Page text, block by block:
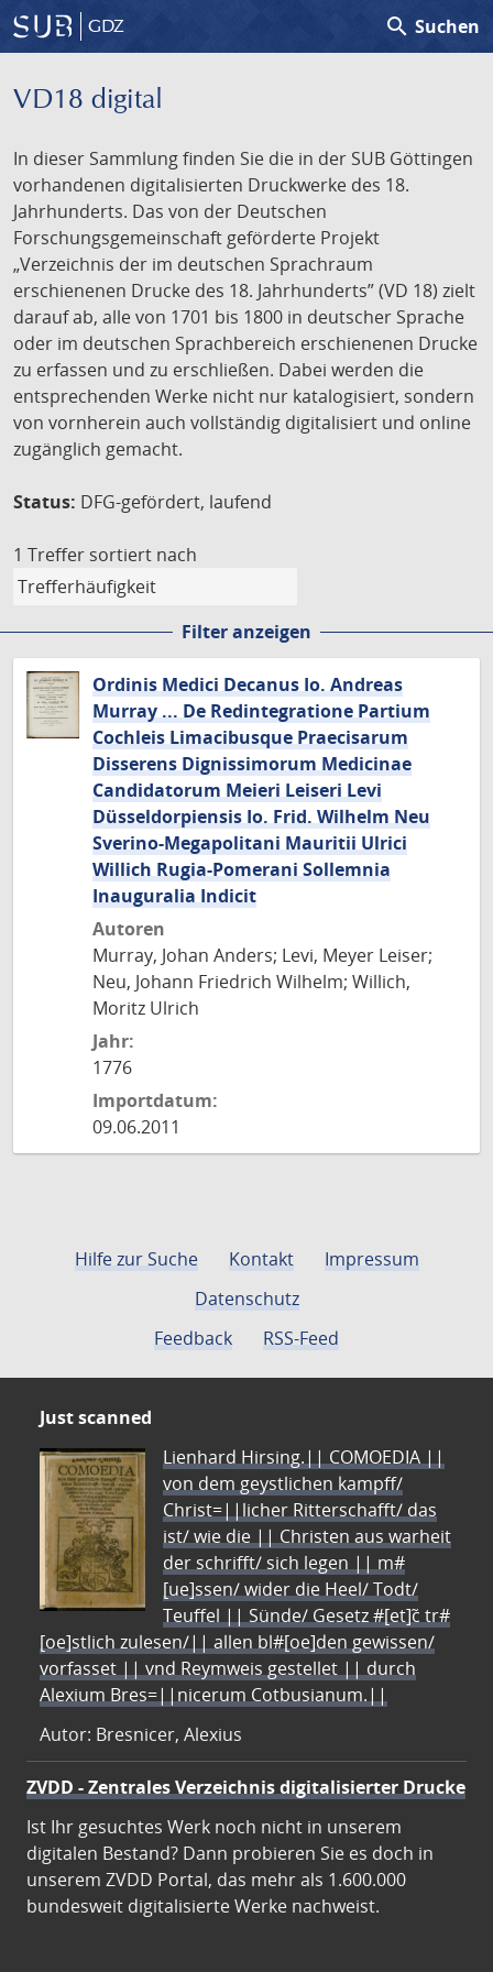
GDZ search Suchen
VD18 digital
In dieser Sammlung finden Sie die in der SUB Göttingen
vorhandenen digitalisierten Druckwerke des 18.
Jahrhunderts. Das von der Deutschen
Forschungsgemeinschaft geförderte Projekt
„Verzeichnis der im deutschen Sprachraum
erschienenen Drucke des 18. Jahrhunderts” (VD 18) zielt
darauf ab, alle von 1701 bis 1800 in deutscher Sprache
oder im deutschen Sprachbereich erschienenen Drucke
zu erfassen und zu erschließen. Dabei werden die
entsprechenden Werke nicht nur katalogisiert, sondern
von vornherein auch vollständig digitalisiert und online
zugänglich gemacht.
Status: DFG-gefördert, laufend
1 Treffer sortiert nach
Filter anzeigen
Ordinis Medici Decanus Io. Andreas
Murray ... De Redintegratione Partium
Cochleis Limacibusque Praecisarum
Disserens Dignissimorum Medicinae
Candidatorum Meieri Leiseri Levi
Düsseldorpiensis Io. Frid. Wilhelm Neu
Sverino-Megapolitani Mauritii Ulrici
Willich Rugia-Pomerani Sollemnia
Inauguralia Indicit
Autoren
Murray, Johan Anders; Levi, Meyer Leiser;
Neu, Johann Friedrich Wilhelm; Willich,
Moritz Ulrich
Jahr:
1776
Importdatum:
09.06.2011
Hilfe zur Suche Kontakt
Impressum
Datenschutz
Feedback
RSS-Feed
Just scanned
Lienhard Hirsing.|| COMOEDIA ||
von dem geystlichen kampff/
Christ=||licher Ritterschafft/ das
ist/ wie die || Christen aus warheit
der schrifft/ sich legen || m#
[ue]ssen/ wider die Heel/ Todt/
Teuffel || Sünde/ Gesetz #[et]c̃ tr#
[oe]stlich zulesen/|| allen bl#[oe]den gewissen/
vorfasset || vnd Reymweis gestellet || durch
Alexium Bres=||nicerum Cotbusianum.||
Autor: Bresnicer, Alexius
ZVDD - Zentrales Verzeichnis digitalisierter Drucke
Ist Ihr gesuchtes Werk noch nicht in unserem
digitalen Bestand? Dann probieren Sie es doch in
unserem ZVDD Portal, das mehr als 1.600.000
bundesweit digitalisierte Werke nachweist.